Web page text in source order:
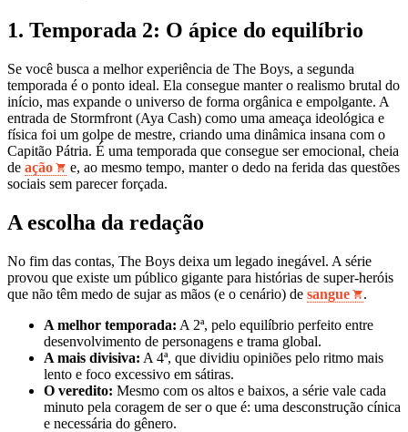
1. Temporada 2: O ápice do equilíbrio
Se você busca a melhor experiência de The Boys, a segunda
temporada é o ponto ideal. Ela consegue manter o realismo brutal do
início, mas expande o universo de forma orgânica e empolgante. A
entrada de Stormfront (Aya Cash) como uma ameaça ideológica e
física foi um golpe de mestre, criando uma dinâmica insana com o
Capitão Pátria. É uma temporada que consegue ser emocional, cheia
de ação
e, ao mesmo tempo, manter o dedo na ferida das questões
sociais sem parecer forçada.
A escolha da redação
No fim das contas, The Boys deixa um legado inegável. A série
provou que existe um público gigante para histórias de super-heróis
que não têm medo de sujar as mãos (e o cenário) de sangue
.
A melhor temporada: A 2ª, pelo equilíbrio perfeito entre
desenvolvimento de personagens e trama global.
A mais divisiva: A 4ª, que dividiu opiniões pelo ritmo mais
lento e foco excessivo em sátiras.
O veredito: Mesmo com os altos e baixos, a série vale cada
minuto pela coragem de ser o que é: uma desconstrução cínica
e necessária do gênero.